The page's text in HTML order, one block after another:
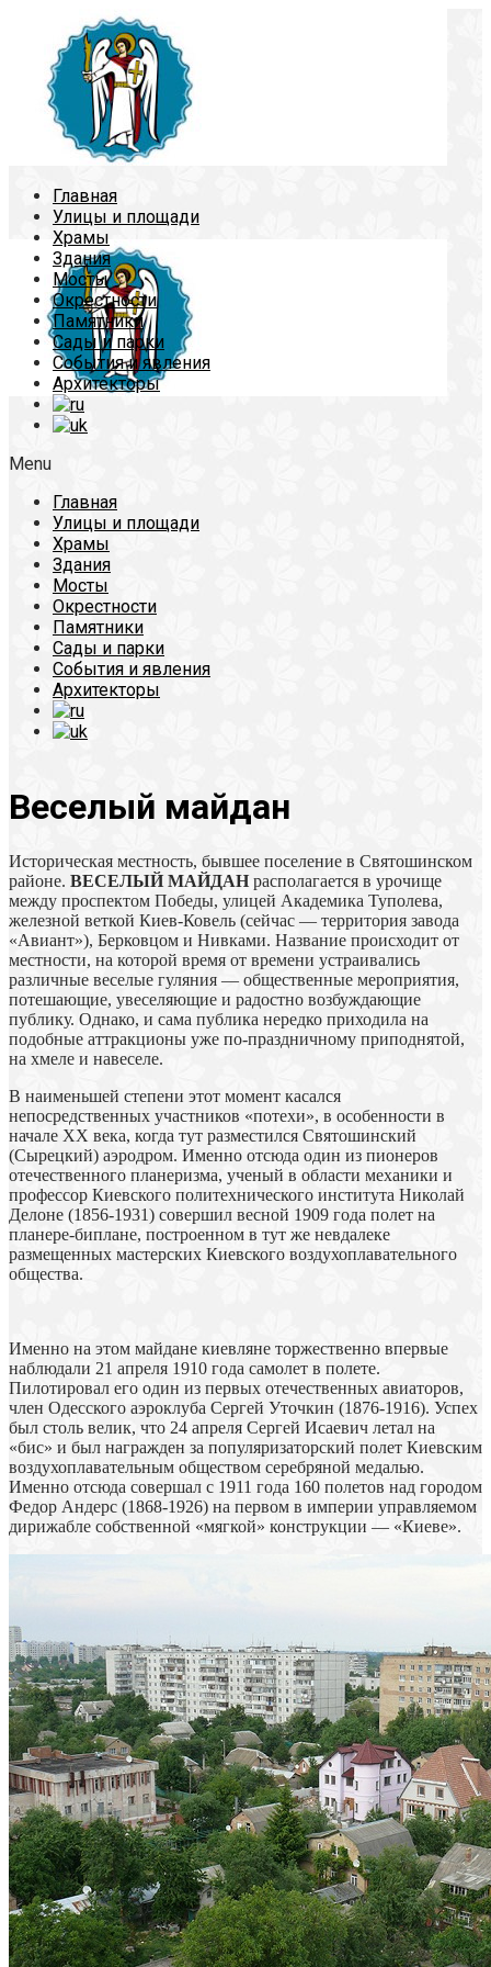
Главная
Улицы и площади
Храмы
Здания
Мосты
Окрестности
Памятники
Сады и парки
События и явления
Архитекторы
Menu
Главная
Улицы и площади
Храмы
Здания
Мосты
Окрестности
Памятники
Сады и парки
События и явления
Архитекторы
Веселый майдан
Историческая местность, бывшее поселение в Святошинском
районе. ВЕСЕЛЫЙ МАЙДАНрасполагается в урочище
между проспектом Победы, улицей Академика Туполева,
железной веткой Киев-Ковель (сейчас — территория завода
«Авиант»), Берковцом и Нивками. Название происходит от
местности, на которой время от времени устраивались
различные веселые гуляния — общественные мероприятия,
потешающие, увеселяющие и радостно возбуждающие
публику. Однако, и сама публика нередко приходила на
подобные аттракционы уже по-праздничному приподнятой,
на хмеле и навеселе.
В наименьшей степени этот момент касался
непосредственных участников «потехи», в особенности в
начале XX века, когда тут разместился Святошинский
(Сырецкий) аэродром. Именно отсюда один из пионеров
отечественного планеризма, ученый в области механики и
профессор Киевского политехнического института Николай
Делоне (1856-1931) совершил весной 1909 года полет на
планере-биплане, построенном в тут же невдалеке
размещенных мастерских Киевского воздухоплавательного
общества.
Именно на этом майдане киевляне торжественно впервые
наблюдали 21 апреля 1910 года самолет в полете.
Пилотировал его один из первых отечественных авиаторов,
член Одесского аэроклуба Сергей Уточкин (1876-1916). Успех
был столь велик, что 24 апреля Сергей Исаевич летал на
«бис» и был награжден за популяризаторский полет Киевским
воздухоплавательным обществом серебряной медалью.
Именно отсюда совершал с 1911 года 160 полетов над городом
Федор Андерс (1868-1926) на первом в империи управляемом
дирижабле собственной «мягкой» конструкции — «Киеве».